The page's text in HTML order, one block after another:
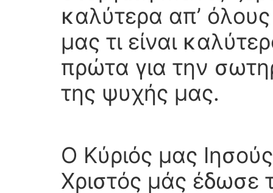
καλύτερα απ’ όλους
μας τι είναι
πρώτα για την
της ψυχής μας.
Ο Κύριός μας Ιησούς
Χριστός μάς έδωσε